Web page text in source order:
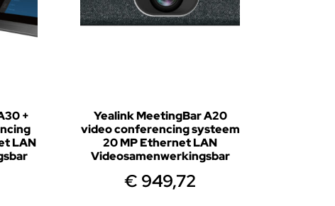
+
LAN
Yealink MeetingBar A20
video conferencing systeem
20 MP Ethernet LAN
Videosamenwerkingsbar
€ 949,72